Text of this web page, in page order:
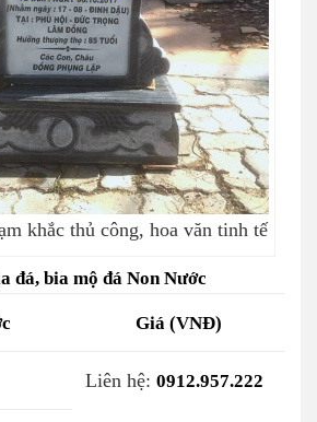
khắc thủ công, hoa văn tinh tế
đá, bia mộ đá Non Nước
Giá (VNĐ)
Liên hệ: 0912.957.222